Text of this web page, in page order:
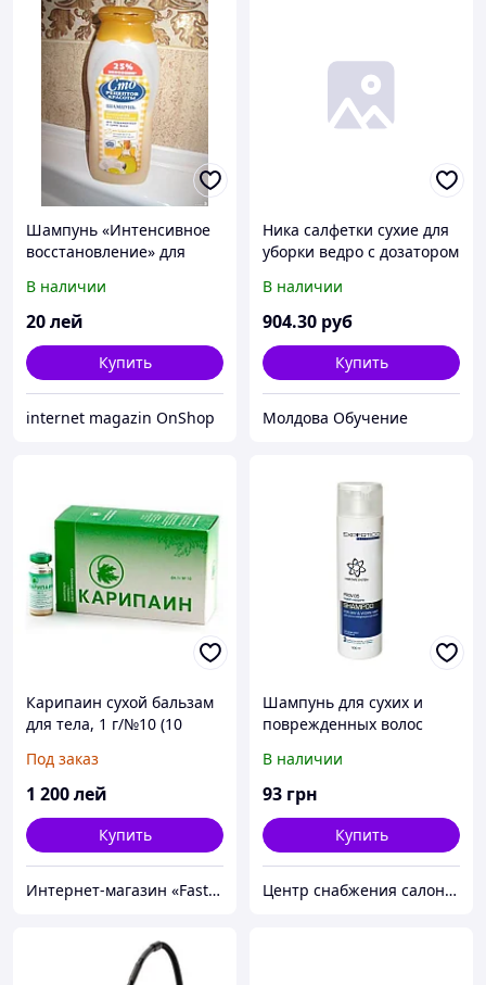
Шампунь «Интенсивное
восстановление» для
волос СТО РЕЦЕПТОВ
КРАСОТЫ
В наличии
20лей
Купить
internet magazin OnShop
Ника салфетки сухие для
уборки ведро с дозатором
В наличии
904.30 руб
Купить
Молдова Обучение
Карипаин сухой бальзам
для тела, 1 г/№10 (10
Под заказ
1 200лей
Купить
Интернет-магазин «FastShop»
Шампунь для сухих и
поврежденных волос
В наличии
93 грн
Купить
Центр снабжения салонов красоты DenIC